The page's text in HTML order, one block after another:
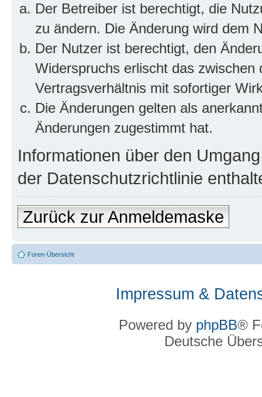
Der Betreiber ist berechtigt, die
zu ändern. Die Änderung wird dem
Der Nutzer ist berechtigt, den
Widerspruchs erlischt das
Vertragsverhältnis mit sofortiger
Die Änderungen gelten als
Änderungen zugestimmt hat.
Informationen über den
der Datenschutzrichtlinie
Zurück zur Anmeldemaske
Foren-Übersicht
Impressum &
Powered by phpBB®
Deutsche